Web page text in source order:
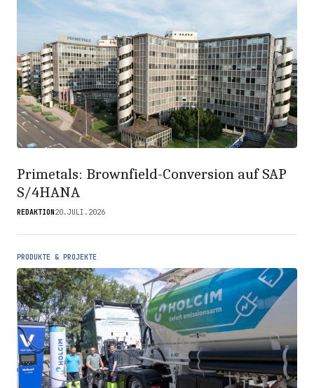
Primetals: Brownfield-Conversion auf SAP
S/4HANA
REDAKTION 20.JULI.2026
PRODUKTE & PROJEKTE